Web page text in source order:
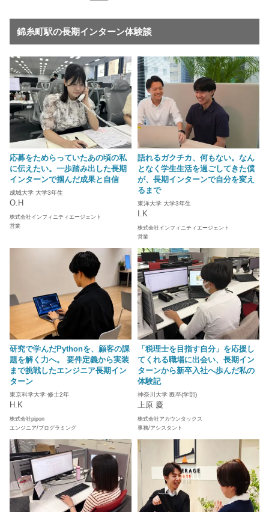
錦糸町駅の長期インターン体験談
応募をためらっていたあの頃の私
に伝えたい。一歩踏み出した長期
インターンで掴んだ成果と自信
成城大学 大学3年生
O.H
株式会社インフィニティエージェント
営業
語れるガクチカ、何もない。なん
となく学生生活を過ごしてきた僕
が、長期インターンで自分を変え
るまで
東洋大学 大学3年生
I.K
株式会社インフィニティエージェント
営業
研究で学んだPythonを、顧客の課
題を解く力へ。 要件定義から実装
まで挑戦したエンジニア長期イン
ターン
東京科学大学 修士2年
H.K
株式会社pipon
エンジニア/プログラミング
「税理士を目指す自分」を応援し
てくれる職場に出会い、長期イン
ターンから新卒入社へ歩んだ私の
体験記
神奈川大学 既卒(学部)
上原 慶
株式会社アカウンタックス
事務/アシスタント